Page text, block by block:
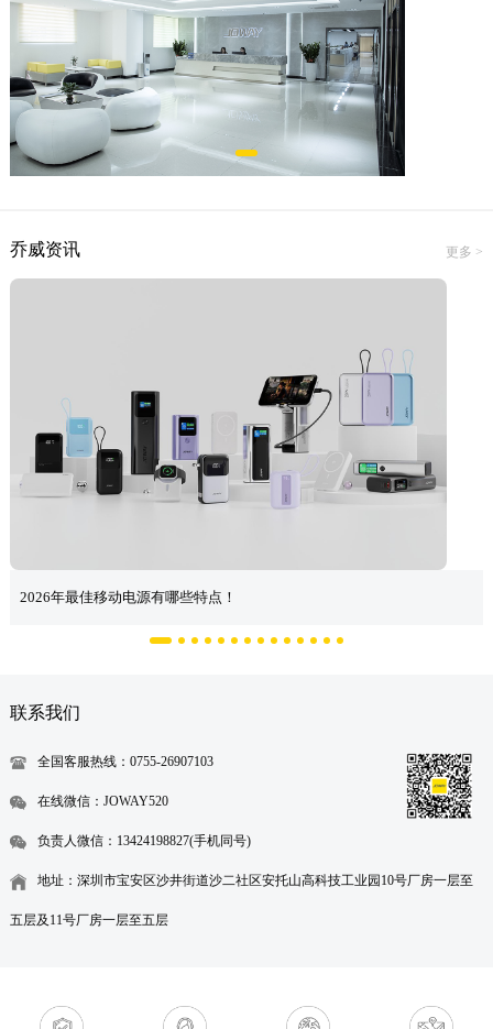
乔威资讯 更多 >
2026年最佳移动电源有哪些特点！
联系我们
全国客服热线：0755-26907103
在线微信：JOWAY520
负责人微信：13424198827(手机同号)
地址：深圳市宝安区沙井街道沙二社区安托山高科技工业园10号厂房一层至
五层及11号厂房一层至五层